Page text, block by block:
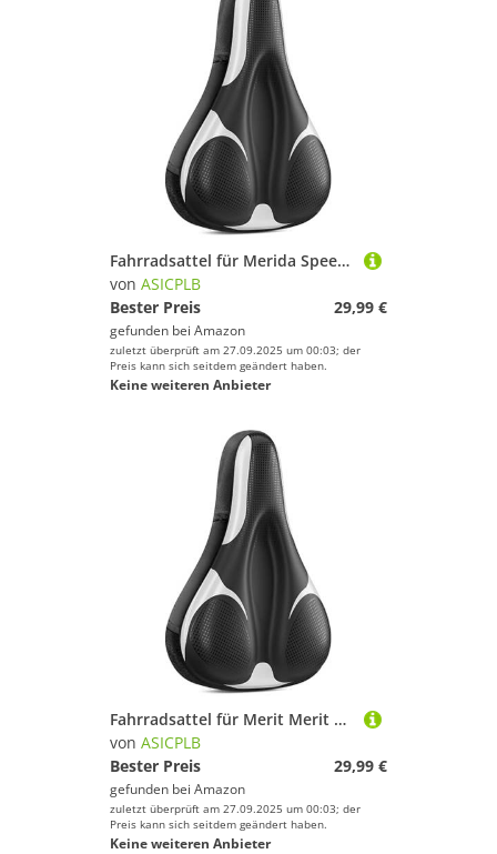
Fahrradsattel für Merida Speedster, Bequemer Stoßdämpfender PU-Fahrradsitzkissen, Atmungsaktiv Mountainbikesättel für Tägliche Reisen und Wandern, B
von ASICPLB
Bester Preis
29,99 €
gefunden bei Amazon
zuletzt überprüft am 27.09.2025 um 00:03; der
Preis kann sich seitdem geändert haben.
Keine weiteren Anbieter
Fahrradsattel für Merit Merit Sports, Bequemer Stoßdämpfender PU-Fahrradsitzkissen, Atmungsaktiv Mountainbikesättel für Tägliche Reisen und Wandern, B
von ASICPLB
Bester Preis
29,99 €
gefunden bei Amazon
zuletzt überprüft am 27.09.2025 um 00:03; der
Preis kann sich seitdem geändert haben.
Keine weiteren Anbieter